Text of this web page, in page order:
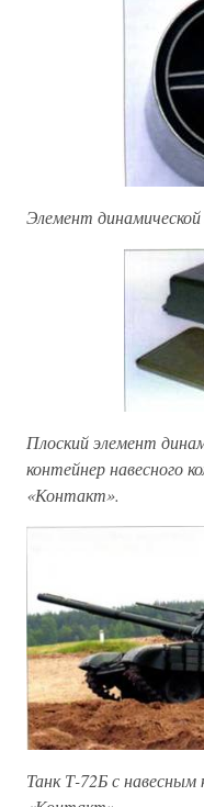
Элемент
Плоский элемент
контейнер навесного
«Контакт».
Танк Т-72Б с